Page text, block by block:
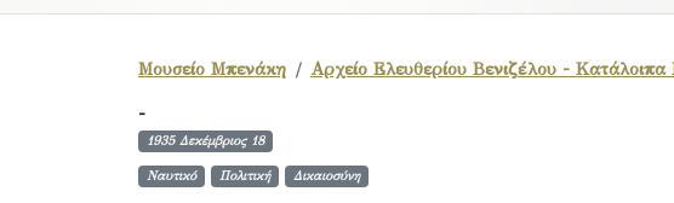
Μουσείο Μπενάκη Αρχείο Ελευθερίου Βενιζέλου -
-
1935 Δεκέμβριος 18
Ναυτικό Πολιτική Δικαιοσύνη